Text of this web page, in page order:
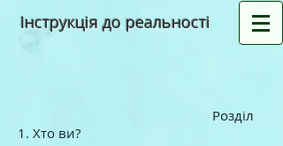
Інструкція до реальності
Розділ
1. Хто ви?